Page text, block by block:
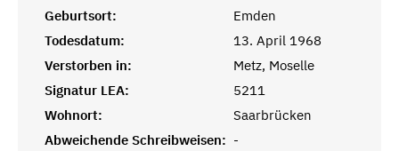
Geburtsort:
Emden
Todesdatum:
13. April 1968
Verstorben in:
Metz, Moselle
Signatur LEA:
5211
Wohnort:
Saarbrücken
Abweichende Schreibweisen: -